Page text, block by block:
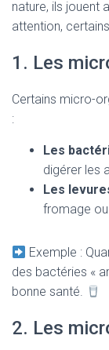
nature, ils jouent
attention,
1. Les
Certains micro-
:
Les
digérer les
Les
fromage
Exemple :
des bactéries «
bonne santé.
2. Les